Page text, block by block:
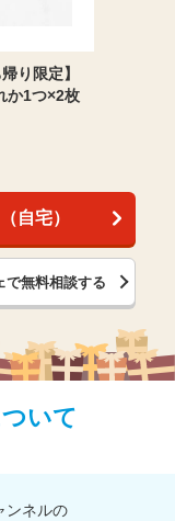
り限定】
か1つ×2枚
自宅）
で無料相談する
いて
ンネルの